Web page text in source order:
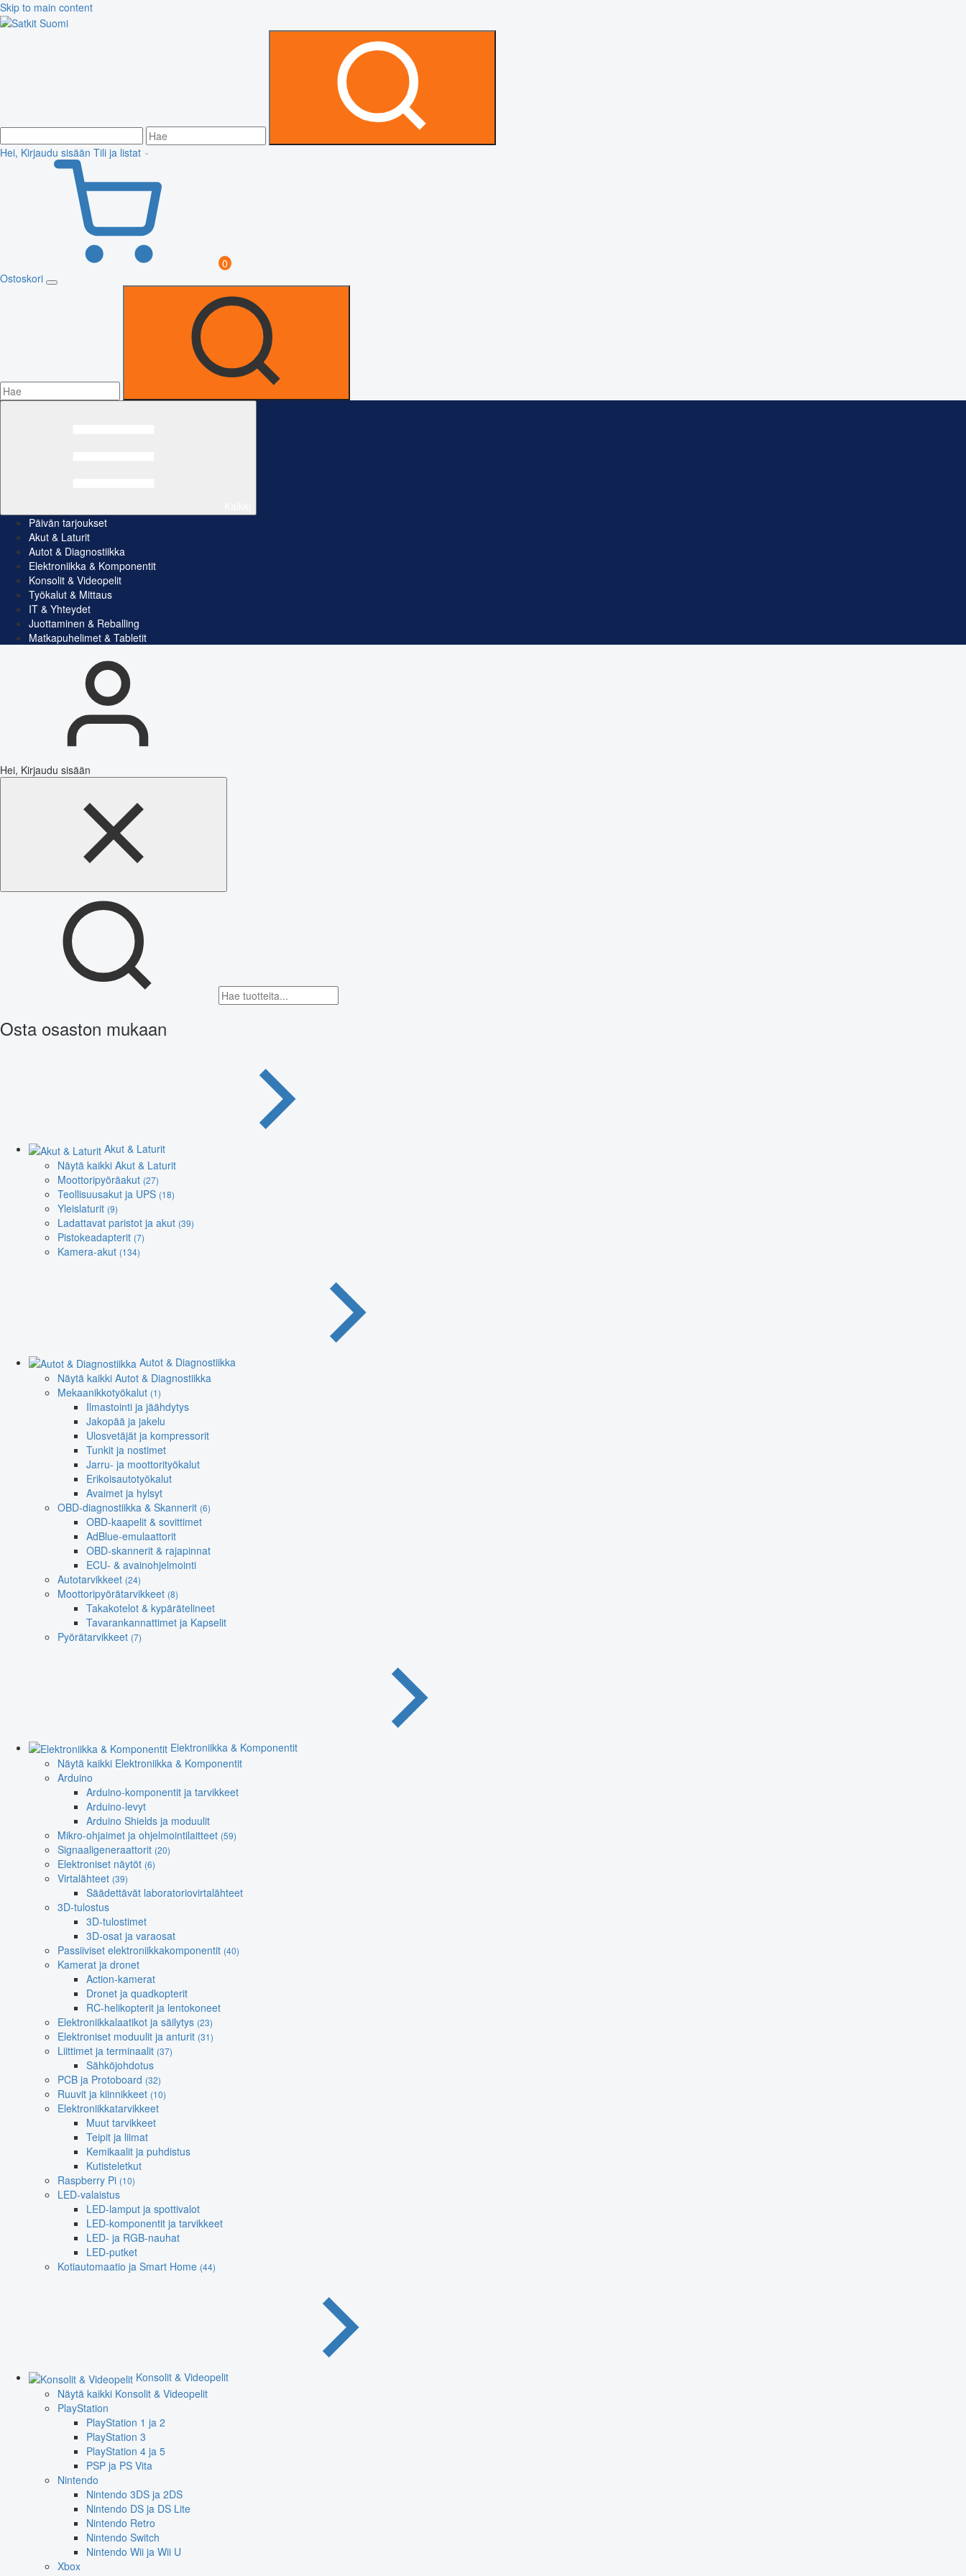
Skip to main content
Hei, Kirjaudu sisään Tili ja listat
0
Ostoskori
Päivän tarjoukset
Akut & Laturit
Autot & Diagnostiikka
Elektroniikka & Komponentit
Konsolit & Videopelit
Työkalut & Mittaus
IT & Yhteydet
Juottaminen & Reballing
Matkapuhelimet & Tabletit
Hei, Kirjaudu sisään
Osta osaston mukaan
Akut & Laturit
Näytä kaikki Akut & Laturit
Moottoripyöräakut (27)
Teollisuusakut ja UPS (18)
Yleislaturit (9)
Ladattavat paristot ja akut (39)
Pistokeadapterit (7)
Kamera-akut (134)
Autot & Diagnostiikka
Näytä kaikki Autot & Diagnostiikka
Mekaanikkotyökalut (1)
Ilmastointi ja jäähdytys
Jakopää ja jakelu
Ulosvetäjät ja kompressorit
Tunkit ja nostimet
Jarru- ja moottorityökalut
Erikoisautotyökalut
Avaimet ja hylsyt
OBD-diagnostiikka & Skannerit (6)
OBD-kaapelit & sovittimet
AdBlue-emulaattorit
OBD-skannerit & rajapinnat
ECU- & avainohjelmointi
Autotarvikkeet (24)
Moottoripyörätarvikkeet (8)
Takakotelot & kypärätelineet
Tavarankannattimet ja Kapselit
Pyörätarvikkeet (7)
Elektroniikka & Komponentit
Näytä kaikki Elektroniikka & Komponentit
Arduino
Arduino-komponentit ja tarvikkeet
Arduino-levyt
Arduino Shields ja moduulit
Mikro-ohjaimet ja ohjelmointilaitteet (59)
Signaaligeneraattorit (20)
Elektroniset näytöt (6)
Virtalähteet (39)
Säädettävät laboratoriovirtalähteet
3D-tulostus
3D-tulostimet
3D-osat ja varaosat
Passiiviset elektroniikkakomponentit (40)
Kamerat ja dronet
Action-kamerat
Dronet ja quadkopterit
RC-helikopterit ja lentokoneet
Elektroniikkalaatikot ja säilytys (23)
Elektroniset moduulit ja anturit (31)
Liittimet ja terminaalit (37)
Sähköjohdotus
PCB ja Protoboard (32)
Ruuvit ja kiinnikkeet (10)
Elektroniikkatarvikkeet
Muut tarvikkeet
Teipit ja liimat
Kemikaalit ja puhdistus
Kutisteletkut
Raspberry Pi (10)
LED-valaistus
LED-lamput ja spottivalot
LED-komponentit ja tarvikkeet
LED- ja RGB-nauhat
LED-putket
Kotiautomaatio ja Smart Home (44)
Konsolit & Videopelit
Näytä kaikki Konsolit & Videopelit
PlayStation
PlayStation 1 ja 2
PlayStation 3
PlayStation 4 ja 5
PSP ja PS Vita
Nintendo
Nintendo 3DS ja 2DS
Nintendo DS ja DS Lite
Nintendo Retro
Nintendo Switch
Nintendo Wii ja Wii U
Xbox